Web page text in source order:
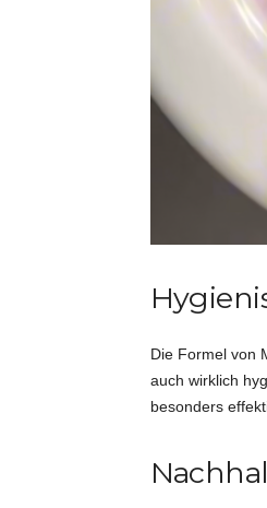
Die Formel von
auch wirklich
besonders